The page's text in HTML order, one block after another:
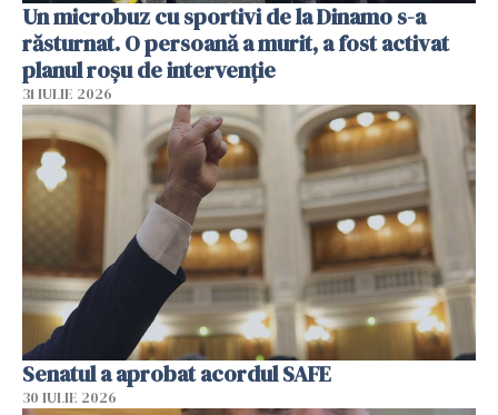
Un microbuz cu sportivi de la Dinamo s-a
răsturnat. O persoană a murit, a fost activat
planul roșu de intervenție
31 IULIE 2026
Senatul a aprobat acordul SAFE
30 IULIE 2026